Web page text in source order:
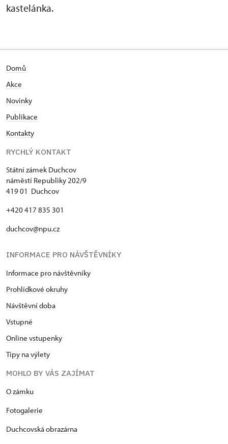
kastelánka.
Domů
Akce
Novinky
Publikace
Kontakty
RYCHLÝ KONTAKT
Státní zámek Duchcov
náměstí Republiky 202/9
419 01 Duchcov
+420 417 835 301
duchcov@npu.cz
INFORMACE PRO NÁVŠTĚVNÍKY
Informace pro návštěvníky
Prohlídkové okruhy
Návštěvní doba
Vstupné
Online vstupenky
Tipy na výlety
MOHLO BY VÁS ZAJÍMAT
O zámku
Fotogalerie
Duchcovská obrazárna